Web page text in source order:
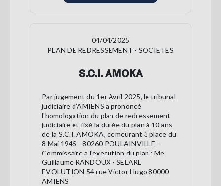
04/04/2025
PLAN DE REDRESSEMENT - SOCIETES
S.C.I. AMOKA
Par jugement du 1er Avril 2025, le tribunal
judiciaire d’AMIENS a prononcé
l'homologation du plan de redressement
judiciaire et fixé la durée du plan à 10 ans
de la S.C.I. AMOKA, demeurant 3 place du
8 Mai 1945 - 80260 POULAINVILLE -
Commissaire a l'execution du plan : Me
Guillaume RANDOUX - SELARL
EVOLUTION 54 rue Victor Hugo 80000
AMIENS